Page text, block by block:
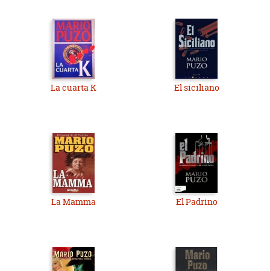
La cuarta K El siciliano
La Mamma El Padrino